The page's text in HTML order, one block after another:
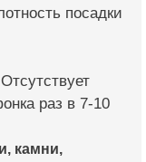
посадки
Отсутствует
раз в 7-10
камни,